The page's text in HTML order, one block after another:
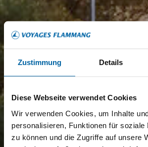
Zustimmung Details
Diese Webseite verwendet Cookies
Wir verwenden Cookies, um Inhalte
personalisieren, Funktionen für soziale
zu können und die Zugriffe auf unsere